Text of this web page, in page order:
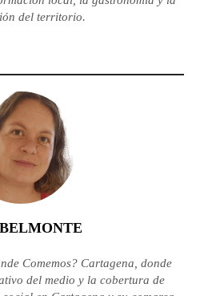
del territorio.
Comemos? Cartagena, donde
del medio y la cobertura de